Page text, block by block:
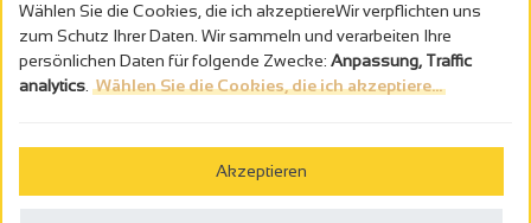
600
800
Wählen Sie die Cookies, die ich akzeptiereWir verpflichten uns
zum Schutz Ihrer Daten. Wir sammeln und verarbeiten Ihre
persönlichen Daten für folgende Zwecke: Anpassung, Traffic
analytics Wählen Sie die Cookies, die ich akzeptiere...
Akzeptieren